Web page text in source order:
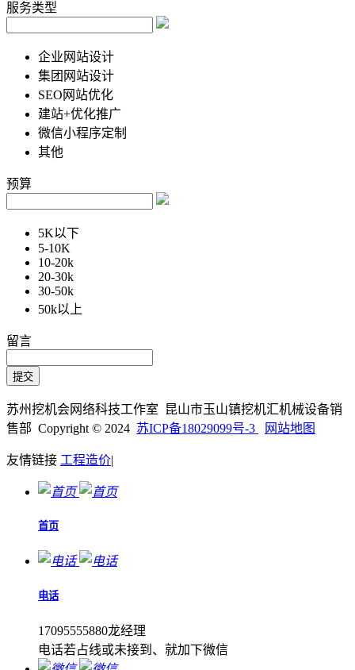
服务类型
企业网站设计
集团网站设计
SEO网站优化
建站+优化推广
微信小程序定制
其他
预算
5K以下
5-10K
10-20k
20-30k
30-50k
50k以上
留言
苏州挖机会网络科技工作室 昆山市玉山镇挖机汇机械设备销
售部 Copyright © 2024 苏ICP备18029099号-3 网站地图
友情链接 工程造价|
首页
电话
17095555880龙经理
电话若占线或未接到、就加下微信